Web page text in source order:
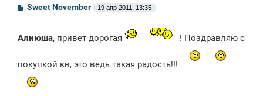
С
щ
и
Sweet November 19 апр 2011, 13:35
Алиюша, привет дорогая ! Поздравляю с
покупкой кв, это ведь такая радость!!!